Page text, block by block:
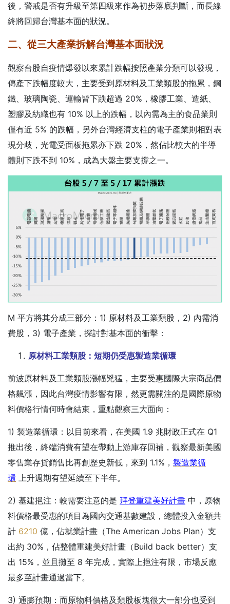
後，警戒是否有升級至第四級來作為初步落底判斷，而長線
終將回歸台灣基本面的狀況。
二、從三大產業拆解台灣基本面狀況
觀察台股自疫情爆發以來累計跌幅按照產業分類可以發現，
傳產下跌幅度較大，主要受到原材料及工業類股的拖累，鋼
鐵、玻璃陶瓷、運輸皆下跌超過 20%，橡膠工業、造紙、
塑膠及紡織也有 10% 以上的跌幅，以內需為主的食品業則
僅有近 5% 的跌幅，另外台灣經濟支柱的電子產業則相對表
現分歧，光電受面板拖累亦下跌 20%，然佔比較大的半導
體則下跌不到 10%，成為大盤主要支撐之一。
M 平方將其分成三部分：1) 原材料及工業類股，2) 內需消
費股，3) 電子產業，探討對基本面的衝擊：
原材料工業類股：短期仍受惠製造業循環
前波原材料及工業類股漲幅兇猛，主要受惠國際大宗商品價
格飆漲，因此台灣疫情影響有限，然更需關注的是國際原物
料價格行情何時會結束，重點觀察三大面向：
1) 製造業循環：以目前來看，在美國 1.9 兆財政正式在 Q1
推出後，終端消費有望在帶動上游庫存回補，觀察最新美國
零售業存貨銷售比再創歷史新低，來到 1.1%， 製造業循
環 上升週期有望延續至下半年。
2) 基建挹注：較需要注意的是 拜登重建美好計畫 中，原物
料價格最受惠的項目為國內交通基數建設，總體投入金額共
計 6210 億，佔就業計畫（The American Jobs Plan）支
出約 30%，佔整體重建美好計畫（Build back better）支
出 15%，並且攤至 8 年完成，實際上挹注有限，市場反應
最多至計畫通過當下。
3) 通膨預期：而原物料價格及類股板塊很大一部分也受到